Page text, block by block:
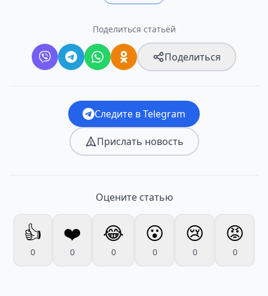
Поделиться статьёй
Поделиться
Следите в Telegram
Прислать новость
Оцените статью
👍
0
❤️
0
😂
0
😮
0
😢
0
😡
0